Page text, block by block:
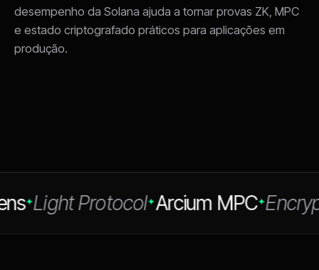
desempenho da Solana ajuda a tornar provas ZK, MPC
e estado criptografado práticos para aplicações em
produção.
✦Light Protocol✦Arcium MPC✦